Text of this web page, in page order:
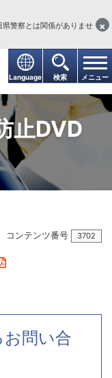
Language 検索 メニュー
警察とは関係がありませ
×
止DVD
コンテンツ番号 3702
問い合